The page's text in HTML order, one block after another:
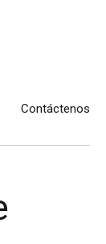
Contáctenos